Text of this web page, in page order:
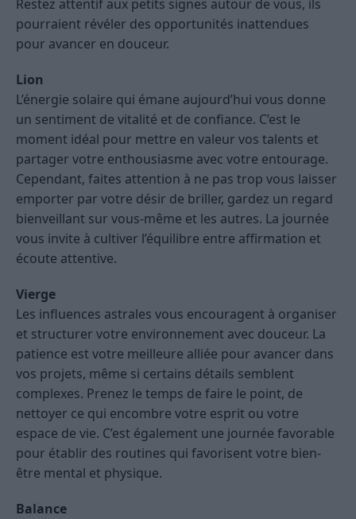
Restez attentif aux petits signes autour de vous, ils
pourraient révéler des opportunités inattendues
pour avancer en douceur.
Lion
L’énergie solaire qui émane aujourd’hui vous donne
un sentiment de vitalité et de confiance. C’est le
moment idéal pour mettre en valeur vos talents et
partager votre enthousiasme avec votre entourage.
Cependant, faites attention à ne pas trop vous laisser
emporter par votre désir de briller, gardez un regard
bienveillant sur vous-même et les autres. La journée
vous invite à cultiver l’équilibre entre affirmation et
écoute attentive.
Vierge
Les influences astrales vous encouragent à organiser
et structurer votre environnement avec douceur. La
patience est votre meilleure alliée pour avancer dans
vos projets, même si certains détails semblent
complexes. Prenez le temps de faire le point, de
nettoyer ce qui encombre votre esprit ou votre
espace de vie. C’est également une journée favorable
pour établir des routines qui favorisent votre bien-
être mental et physique.
Balance